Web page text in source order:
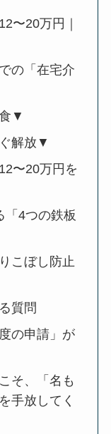
〜20万円｜
の「在宅介
▼
解放▼
〜20万円を
「4つの鉄板
こぼし防止
質問
の申請」が
そ、「名も
手放してく